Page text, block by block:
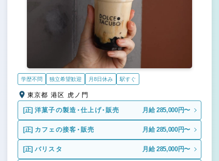
学歴不問 独立希望歓迎 月8日休み 駅すぐ
東京都 港区 虎ノ門
[正] 洋菓子の製造・仕上げ・販売 月給 285,000円〜
[正] カフェの接客・販売 月給 285,000円〜
[正] バリスタ 月給 285,000円〜